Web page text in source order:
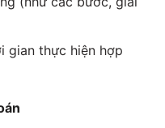
gian thực hiện hợp